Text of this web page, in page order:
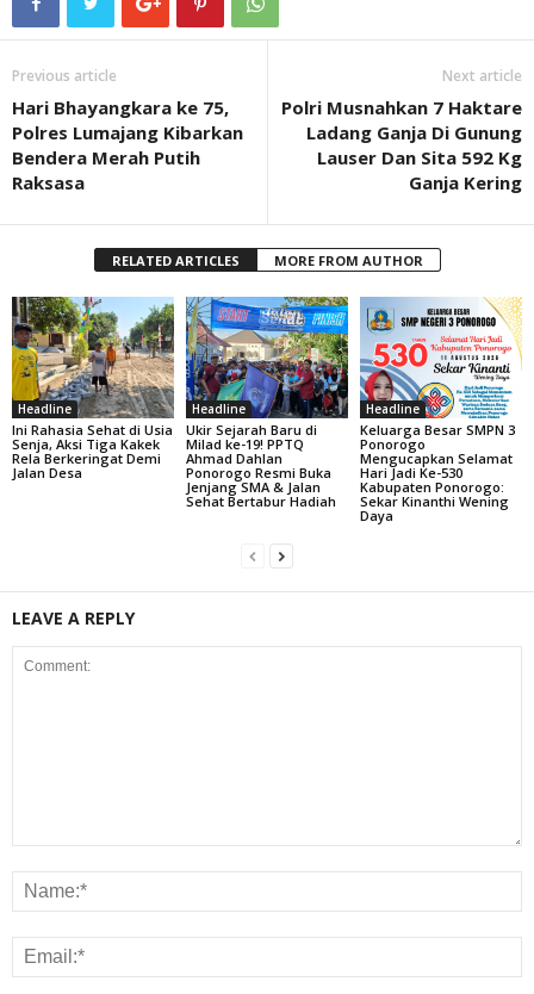
Previous article
Hari Bhayangkara ke 75,
Polres Lumajang Kibarkan
Bendera Merah Putih
Raksasa
Next article
Polri Musnahkan 7 Haktare
Ladang Ganja Di Gunung
Lauser Dan Sita 592 Kg
Ganja Kering
RELATED ARTICLES MORE FROM AUTHOR
Headline
Ini Rahasia Sehat di Usia
Senja, Aksi Tiga Kakek
Rela Berkeringat Demi
Jalan Desa
Headline
Ukir Sejarah Baru di
Milad ke-19! PPTQ
Ahmad Dahlan
Ponorogo Resmi Buka
Jenjang SMA & Jalan
Sehat Bertabur Hadiah
Headline
Keluarga Besar SMPN 3
Ponorogo
Mengucapkan Selamat
Hari Jadi Ke-530
Kabupaten Ponorogo:
Sekar Kinanthi Wening
Daya
LEAVE A REPLY